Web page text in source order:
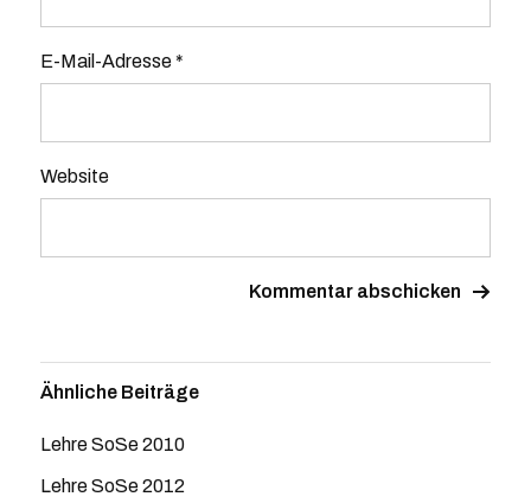
E-Mail-Adresse*
Website
Ähnliche Beiträge
Lehre SoSe 2010
Lehre SoSe 2012